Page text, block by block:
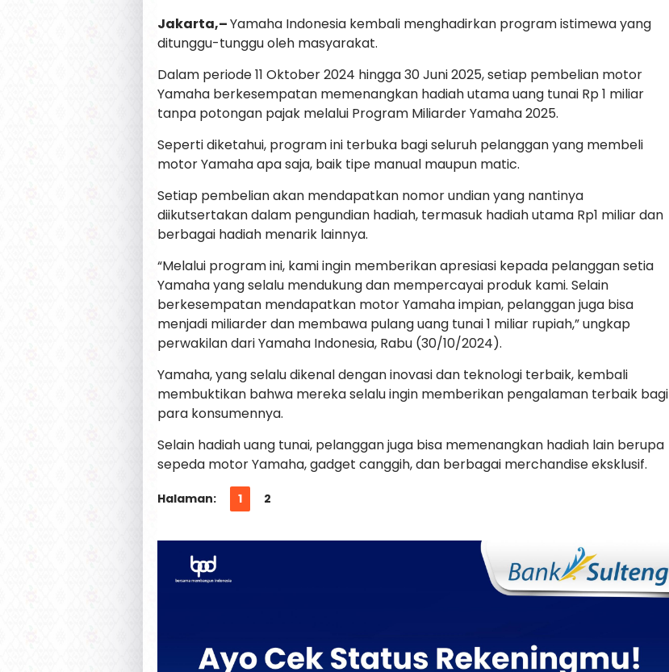
Jakarta,–Yamaha Indonesia kembali menghadirkan program istimewa yang
ditunggu-tunggu oleh masyarakat.
Dalam periode 11 Oktober 2024 hingga 30 Juni 2025, setiap pembelian motor
Yamaha berkesempatan memenangkan hadiah utama uang tunai Rp 1 miliar
tanpa potongan pajak melalui Program Miliarder Yamaha 2025.
Seperti diketahui, program ini terbuka bagi seluruh pelanggan yang membeli
motor Yamaha apa saja, baik tipe manual maupun matic.
Setiap pembelian akan mendapatkan nomor undian yang nantinya
diikutsertakan dalam pengundian hadiah, termasuk hadiah utama Rp1 miliar dan
berbagai hadiah menarik lainnya.
“Melalui program ini, kami ingin memberikan apresiasi kepada pelanggan setia
Yamaha yang selalu mendukung dan mempercayai produk kami. Selain
berkesempatan mendapatkan motor Yamaha impian, pelanggan juga bisa
menjadi miliarder dan membawa pulang uang tunai 1 miliar rupiah,” ungkap
perwakilan dari Yamaha Indonesia, Rabu (30/10/2024).
Yamaha, yang selalu dikenal dengan inovasi dan teknologi terbaik, kembali
membuktikan bahwa mereka selalu ingin memberikan pengalaman terbaik bagi
para konsumennya.
Selain hadiah uang tunai, pelanggan juga bisa memenangkan hadiah lain berupa
sepeda motor Yamaha, gadget canggih, dan berbagai merchandise eksklusif.
Halaman: 1 2